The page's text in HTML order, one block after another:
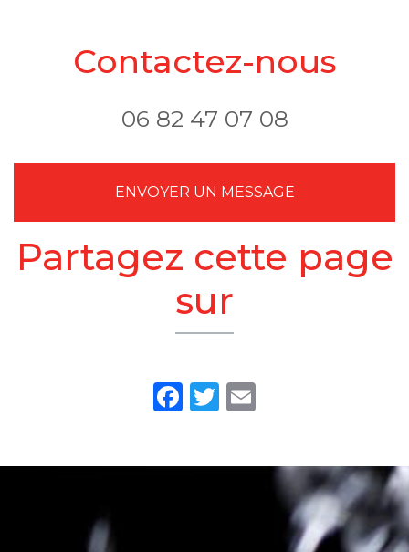
communication
urgences en
Contactez-nous
06 82 47 07 08
ENVOYER UN MESSAGE
Partagez cette page
sur
Facebook
Twitter